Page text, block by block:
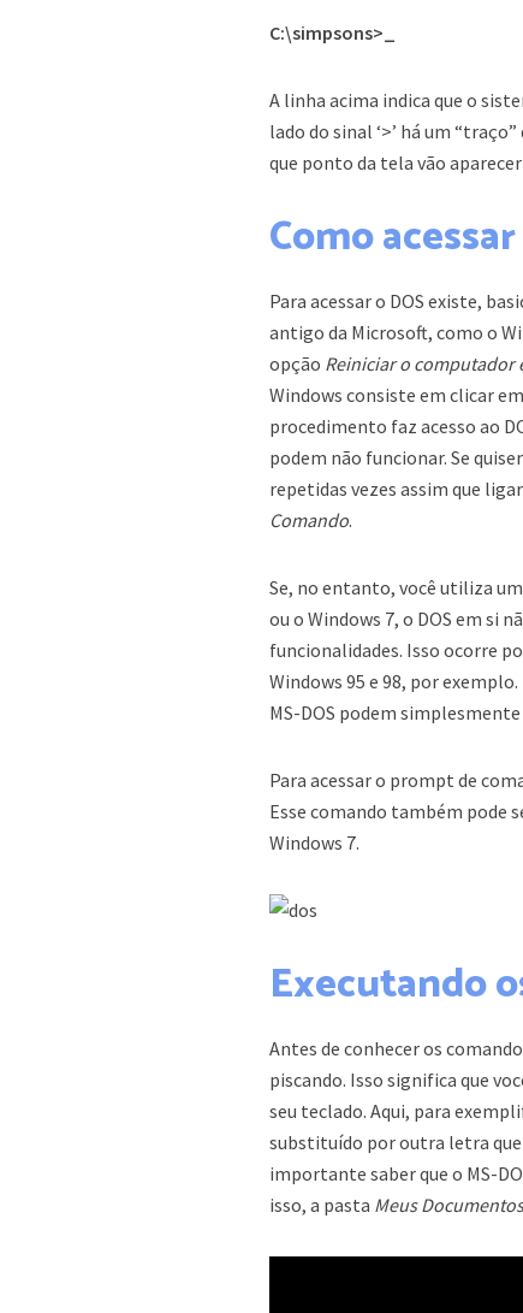
C:\simpsons>_
A linha acima indica que o
lado do sinal ‘>’ há um
que ponto da tela vão
Como
Para acessar o DOS existe,
antigo da Microsoft, como o
opção Reiniciar o computador
Windows consiste em clicar em
procedimento faz acesso ao
podem não funcionar. Se
repetidas vezes assim que
Comando.
Se, no entanto, você utiliza
ou o Windows 7, o DOS em si
funcionalidades. Isso ocorre
Windows 95 e 98, por
MS-DOS podem
Para acessar o prompt de
Esse comando também pode
Windows 7.
Executando
Antes de conhecer os
piscando. Isso significa que
seu teclado. Aqui, para
substituído por outra letra que
importante saber que o MS-
isso, a pasta Meus